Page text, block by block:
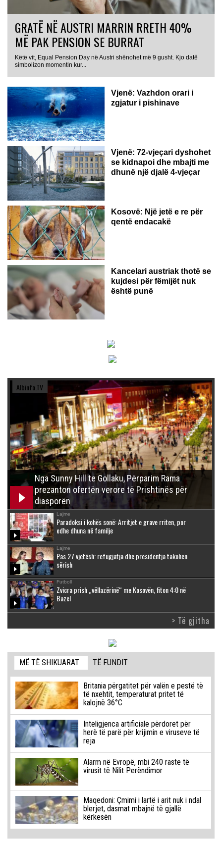
GRATË NË AUSTRI MARRIN RRETH 40%
MË PAK PENSION SE BURRAT
Këtë vit, Equal Pension Day në Austri shënohet më 9 gusht. Kjo datë
simbolizon momentin kur...
Vjenë: Vazhdon orari i
zgjatur i pishinave
Vjenë: 72-vjeçari dyshohet
se kidnapoi dhe mbajti me
dhunë një djalë 4-vjeçar
Kosovë: Një jetë e re për
qentë endacakë
Kancelari austriak thotë se
kujdesi për fëmijët nuk
është punë
Albinfo.TV
Nga Sunny Hill te Gollaku, Përparim Rama
prezanton ofertën verore të Prishtinës për
diasporën
Lajme
Paradoksi i kohës sonë: Arritjet e grave rriten, por
edhe dhuna në familje
Lajme
Pas 27 vjetësh: refugjatja dhe presidentja takohen
sërish
Futboll
Zvicra prish „vëllazërinë“ me Kosovën, fiton 4:0 në
Bazel
> Të gjitha
MË TË SHIKUARAT TË FUNDIT
Britania përgatitet për valën e pestë të
të nxehtit, temperaturat pritet të
kalojnë 36°C
Inteligjenca artificiale përdoret për
herë të parë për krijimin e viruseve të
reja
Alarm në Evropë, mbi 240 raste të
virusit të Nilit Perëndimor
Maqedoni: Çmimi i lartë i arit nuk i ndal
blerjet, dasmat mbajnë të gjallë
kërkesën